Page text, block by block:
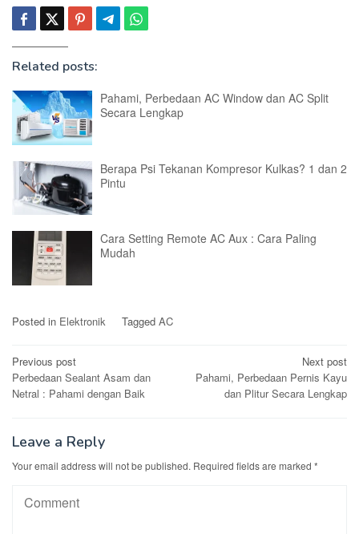
Related posts:
Pahami, Perbedaan AC Window dan AC Split
Secara Lengkap
Berapa Psi Tekanan Kompresor Kulkas? 1 dan 2
Pintu
Cara Setting Remote AC Aux : Cara Paling
Mudah
Posted in Elektronik Tagged AC
Post
navigation
Previous post
Perbedaan Sealant Asam dan
Netral : Pahami dengan Baik
Next post
Pahami, Perbedaan Pernis Kayu
dan Plitur Secara Lengkap
Leave a Reply
Your email address will not be published. Required fields are marked *